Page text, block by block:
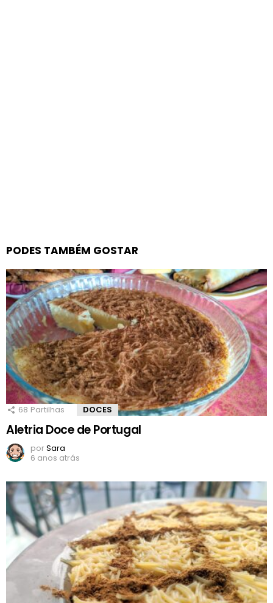
PODES TAMBÉM GOSTAR
68 Partilhas DOCES
Aletria Doce de Portugal
porSara
6 anos atrás